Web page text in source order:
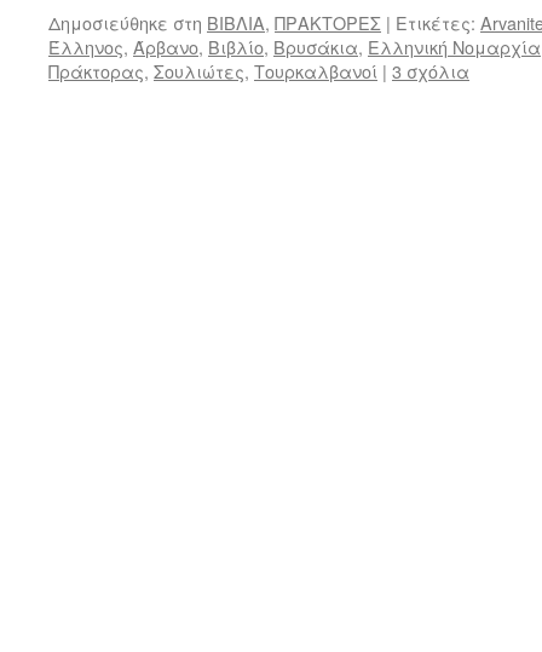
Δημοσιεύθηκε στη ΒΙΒΛΙΑ, ΠΡΑΚΤΟΡΕΣ | Ετικέτες:
Έλληνος, Άρβανο, Βιβλίο, Βρυσάκια, Ελληνική Νομαρχία
Πράκτορας, Σουλιώτες, Τουρκαλβανοί | 3 σχόλια